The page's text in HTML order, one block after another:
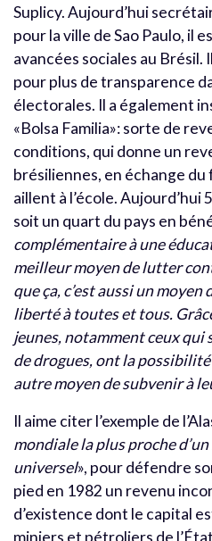
Suplicy. Aujourd’hui
pour la ville de Sao Paulo, il
avancées sociales au Brésil.
pour plus de transparence
électorales. Il a également
«Bolsa Familia»: sorte de
conditions, qui donne un
brésiliennes, en échange
aillent à l’école. Aujourd’hui
soit un quart du pays en
complémentaire à une
meilleur moyen de lutter
que ça, c’est aussi un
liberté à toutes et tous.
jeunes, notamment ceux qui
de drogues, ont la
autre moyen de subvenir à
Il aime citer l’exemple de
mondiale la plus proche
universel», pour défendre
pied en 1982 un revenu
d’existence dont le capital
miniers et pétroliers de